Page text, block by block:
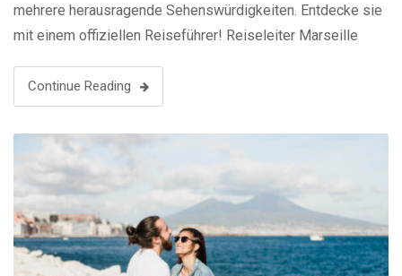
mehrere herausragende Sehenswürdigkeiten. Entdecke sie
mit einem offiziellen Reiseführer! Reiseleiter Marseille
Notre-Dame de la Garde Der Alte Hafen und das Viertel Le
Panier Der …
Continue Reading